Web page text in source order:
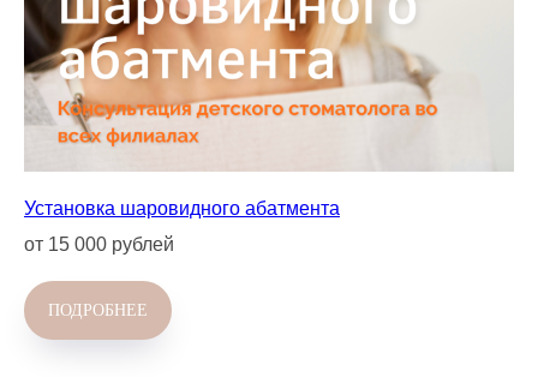
Установка шаровидного абатмента
от 15 000 рублей
ПОДРОБНЕЕ